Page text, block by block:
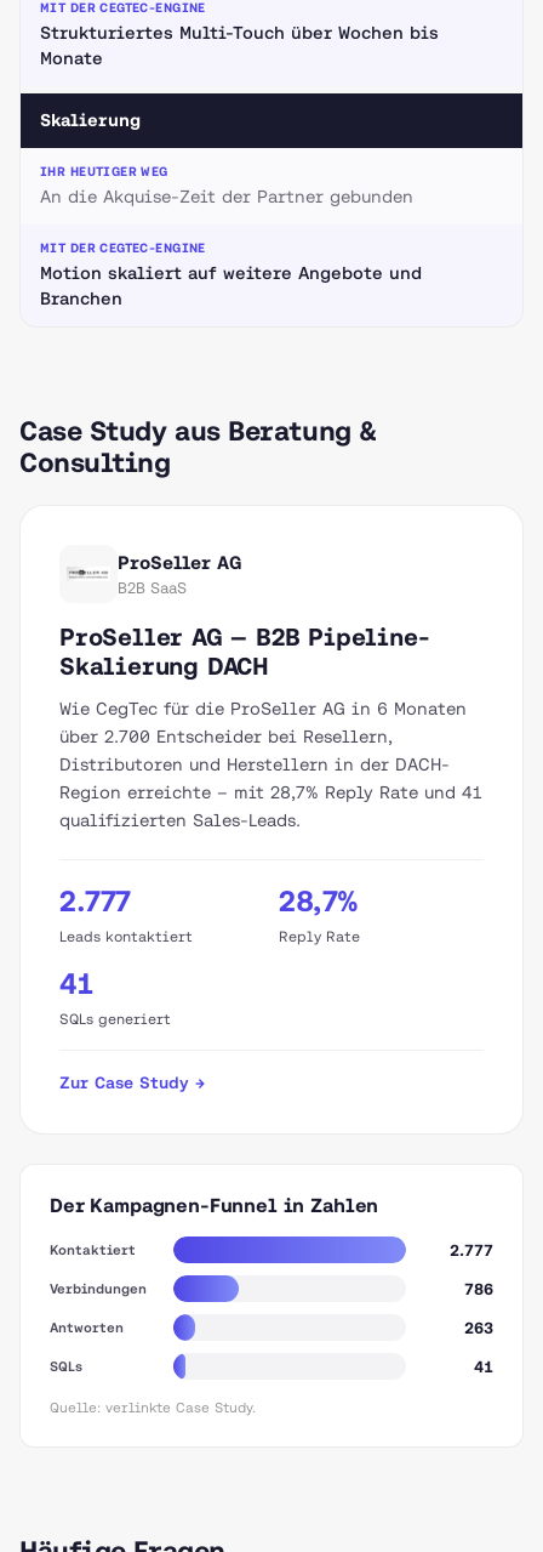
Strukturiertes Multi-Touch über Wochen bis
Monate
Skalierung
An die Akquise-Zeit der Partner gebunden
Motion skaliert auf weitere Angebote und
Branchen
Case Study aus Beratung &
Consulting
ProSeller AG
B2B SaaS
ProSeller AG — B2B Pipeline-
Skalierung DACH
Wie CegTec für die ProSeller AG in 6 Monaten
über 2.700 Entscheider bei Resellern,
Distributoren und Herstellern in der DACH-
Region erreichte – mit 28,7% Reply Rate und 41
qualifizierten Sales-Leads.
2.777
Leads kontaktiert
28,7%
Reply Rate
41
SQLs generiert
Zur Case Study →
Der Kampagnen-Funnel in Zahlen
Kontaktiert 2.777
Verbindungen 786
Antworten 263
SQLs 41
Quelle: verlinkte Case Study.